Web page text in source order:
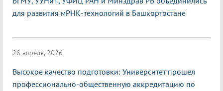
для развития мРНК-технологий в Башкортостане
28 апреля, 2026
Высокое качество подготовки: Университет прошел
профессионально-общественную аккредитацию по